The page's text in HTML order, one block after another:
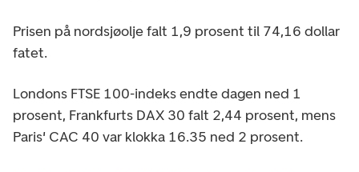
Prisen på nordsjøolje falt 1,9 prosent til 74,16 dollar
fatet.
Londons FTSE 100-indeks endte dagen ned 1
prosent, Frankfurts DAX 30 falt 2,44 prosent, mens
Paris' CAC 40 var klokka 16.35 ned 2 prosent.